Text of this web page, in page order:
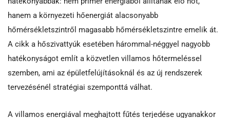
hanem a környezeti hőenergiát alacsonyabb
hőmérsékletszintről magasabb hőmérsékletszintre emelik át.
A cikk a hőszivattyúk esetében hárommal-néggyel nagyobb
hatékonyságot említ a közvetlen villamos hőtermeléssel
szemben, ami az épületfelújításoknál és az új rendszerek
tervezésénél stratégiai szemponttá válhat.
A villamos energiával meghajtott fűtés terjedése ugyanakkor